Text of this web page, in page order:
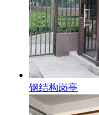
钢结构岗亭